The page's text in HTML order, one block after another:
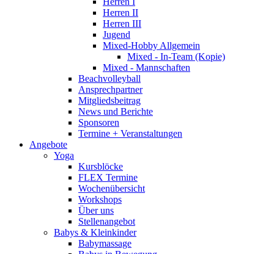
Herren II
Herren III
Jugend
Mixed-Hobby Allgemein
Mixed - In-Team (Kopie)
Mixed - Mannschaften
Beachvolleyball
Ansprechpartner
Mitgliedsbeitrag
News und Berichte
Sponsoren
Termine + Veranstaltungen
Angebote
Yoga
Kursblöcke
FLEX Termine
Wochenübersicht
Workshops
Über uns
Stellenangebot
Babys & Kleinkinder
Babymassage